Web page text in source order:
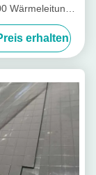
Wärmeleitungs-
aus Silikon
erhalten